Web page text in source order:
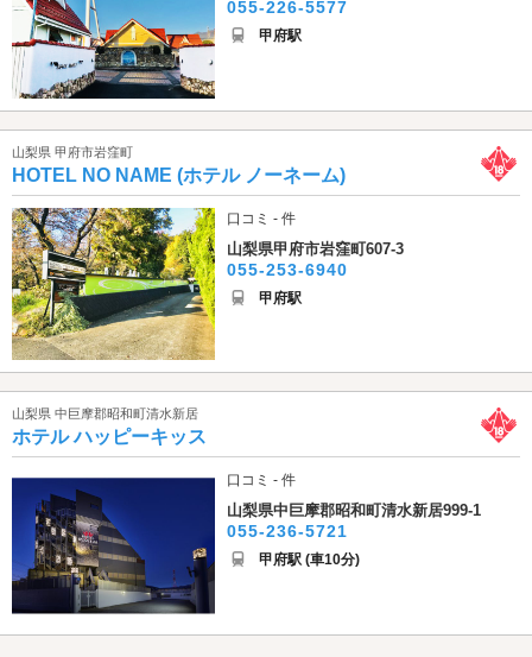
055-226-5577
甲府駅
山梨県 甲府市岩窪町
HOTEL NO NAME (ホテル ノーネーム)
口コミ - 件
山梨県甲府市岩窪町607-3
055-253-6940
甲府駅
山梨県 中巨摩郡昭和町清水新居
ホテル ハッピーキッス
口コミ - 件
山梨県中巨摩郡昭和町清水新居999-1
055-236-5721
甲府駅 (車10分)